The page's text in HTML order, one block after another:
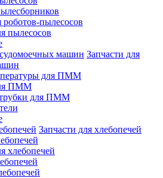
роботов-пылесосов
пылесосов
Запчасти для
для ПММ
ПММ
для ПММ
Запчасти для хлебопечей
хлебопечей